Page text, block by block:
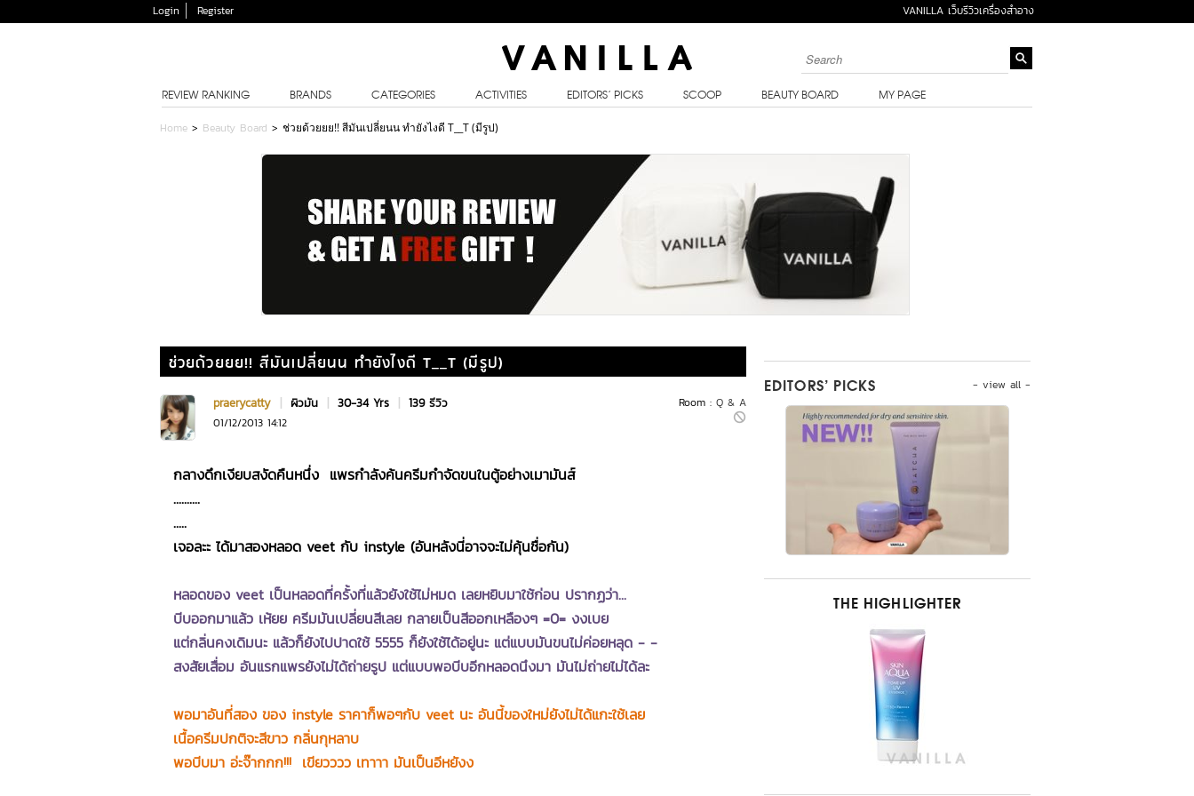
Login Register VANILLA เว็บรีวิวเครื่องสำอาง
REVIEW RANKING BRANDS CATEGORIES ACTIVITIES EDITORS’ PICKS SCOOP BEAUTY BOARD MY PAGE
Home > Beauty Board > ช่วยด้วยยย!! สีมันเปลี่ยนน ทำยังไงดี T__T (มีรูป)
ช่วยด้วยยย!! สีมันเปลี่ยนน ทำยังไงดี T__T (มีรูป)
Room : Q & A
praerycatty | ผิวมัน | 30-34 Yrs | 139 รีวิว
01/12/2013 14:12
กลางดึกเงียบสงัดคืนหนึ่ง แพรกำลังค้นครีมกำจัดขนในตู้อย่างเมามันส์
..........
.....
เจอละะ ได้มาสองหลอด veet กับ instyle (อันหลังนี่อาจจะไม่คุ้นชื่อกัน)
หลอดของ veet เป็นหลอดที่ครั้งที่แล้วยังใช้ไม่หมด เลยหยิบมาใช้ก่อน ปรากฏว่า...
บีบออกมาแล้ว เห้ยย ครีมมันเปลี่ยนสีเลย กลายเป็นสีออกเหลืองๆ =0= งงเบย
แต่กลิ่นคงเดิมนะ แล้วก็ยังไปปาดใช้ 5555 ก็ยังใช้ได้อยู่นะ แต่แบบมันขนไม่ค่อยหลุด - -
สงสัยเสื่อม อันแรกแพรยังไม่ได้ถ่ายรูป แต่แบบพอบีบอีกหลอดนึงมา มันไม่ถ่ายไม่ได้ละ
พอมาอันที่สอง ของ instyle ราคาก็พอๆกับ veet นะ อันนี้ของใหม่ยังไม่ได้แกะใช้เลย
เนื้อครีมปกติจะสีขาว กลิ่นกุหลาบ
พอบีบมา อ่ะจ๊ากกก!!! เขียวววว เทาาา มันเป็นอีหยังง
- view all -
EDITORS’ PICKS
THE HIGHLIGHTER